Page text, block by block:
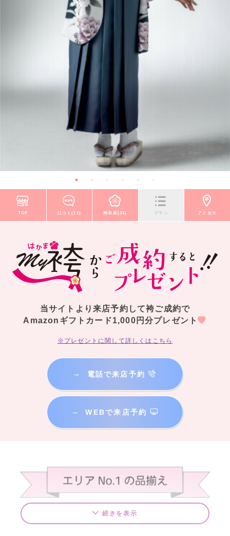
TOP 口コミ(11) 袴衣装(33) プラン アクセス
当サイトより来店予約して袴ご成約で
Amazonギフトカード1,000円分プレゼント
※プレゼントに関して詳しくはこちら
→ 電話で来店予約
→ WEBで来店予約
あべのルシアスの２階で展示会中！
続きを表示